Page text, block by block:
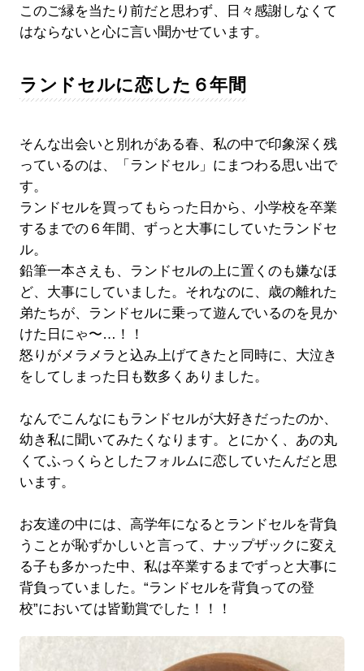
このご縁を当たり前だと思わず、日々感謝しなくて
はならないと心に言い聞かせています。
ランドセルに恋した６年間
そんな出会いと別れがある春、私の中で印象深く残
っているのは、「ランドセル」にまつわる思い出で
す。
ランドセルを買ってもらった日から、小学校を卒業
するまでの６年間、ずっと大事にしていたランドセ
ル。
鉛筆一本さえも、ランドセルの上に置くのも嫌なほ
ど、大事にしていました。それなのに、歳の離れた
弟たちが、ランドセルに乗って遊んでいるのを見か
けた日にゃ〜…！！
怒りがメラメラと込み上げてきたと同時に、大泣き
をしてしまった日も数多くありました。
なんでこんなにもランドセルが大好きだったのか、
幼き私に聞いてみたくなります。とにかく、あの丸
くてふっくらとしたフォルムに恋していたんだと思
います。
お友達の中には、高学年になるとランドセルを背負
うことが恥ずかしいと言って、ナップザックに変え
る子も多かった中、私は卒業するまでずっと大事に
背負っていました。“ランドセルを背負っての登
校”においては皆勤賞でした！！！